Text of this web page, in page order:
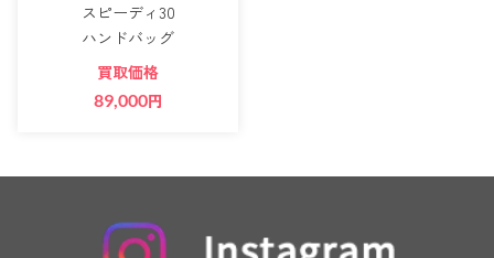
スピーディ30
ハンドバッグ
買取価格
89,000円